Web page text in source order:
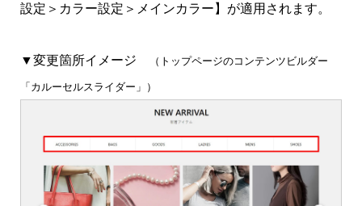
設定＞カラー設定＞メインカラー】が適用されます。
▼変更箇所イメージ （トップページのコンテンツビルダー
「カルーセルスライダー」）